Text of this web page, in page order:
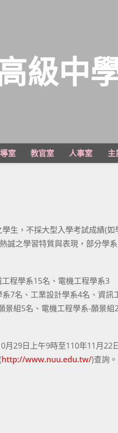
級中
室 教官室 人事室 主
生，不採大型入學考試成績(如
誠之學習特質與表現，部分學
程學系15名、電機工程學系3
7名、工業設計學系4名、資訊
景組5名、電機工程學系-願景組
月29日上午9時至110年11月22
http://www.nuu.edu.tw/)查詢。